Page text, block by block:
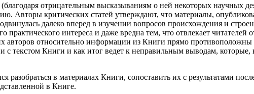
отрицательным высказываниям о ней некоторых научных
Авторы критических статей утверждают, что материалы,
далеко вперед в изучении вопросов происхождения и
практического интереса и даже вредна тем, что отвлекает
авторов относительно информации из Книги прямо
с текстом Книги и как итог ведет к неправильным выводам,
разобраться в материалах Книги, сопоставить их с результатами
в Книге.